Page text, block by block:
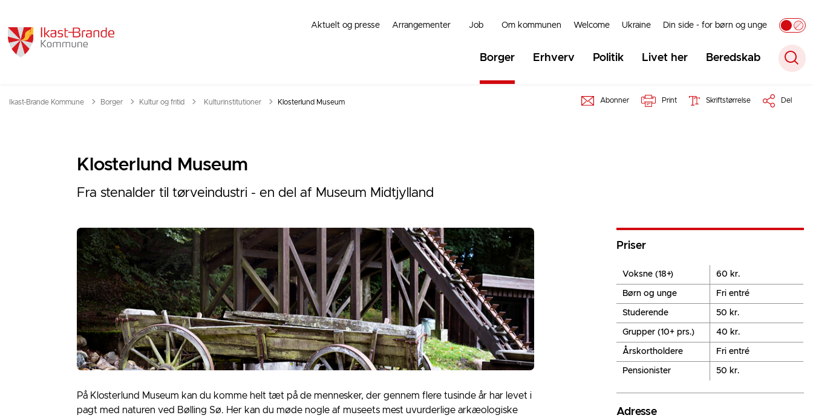
Aktuelt og presse Arrangementer Job Om kommunen Welcome Ukraine Din side - for børn og unge
Borger Erhverv Politik Livet her Beredskab
Ikast-Brande Kommune Borger Kultur og fritid
Tilbage til
Kulturinstitutioner Klosterlund Museum Abonner Print Skriftstørrelse Del
Klosterlund Museum
Fra stenalder til tørveindustri - en del af Museum Midtjylland
På Klosterlund Museum kan du komme helt tæt på de mennesker, der gennem flere tusinde år har levet i
pagt med naturen ved Bølling Sø. Her kan du møde nogle af museets mest uvurderlige arkæologiske
Priser
Voksne (18+) 60 kr.
Børn og unge Fri entré
Studerende 50 kr.
Grupper (10+ prs.) 40 kr.
Årskortholdere Fri entré
Pensionister 50 kr.
Adresse